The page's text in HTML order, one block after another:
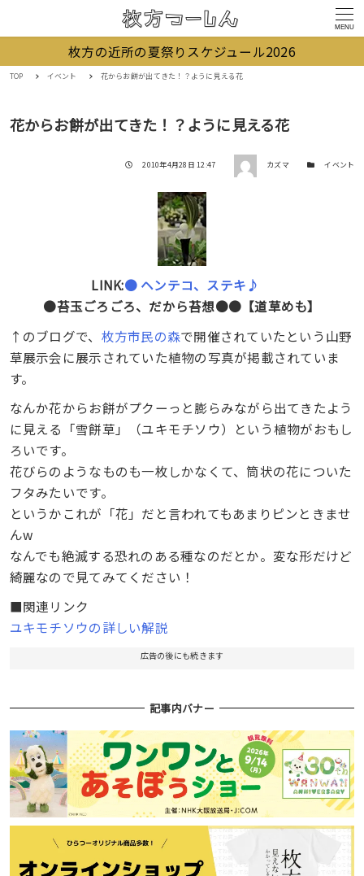
MENU
枚方の近所の夏祭りスケジュール2026
TOP イベント 花からお餅が出てきた！？ように見える花
花からお餅が出てきた！？ように見える花
投稿日
2010年4月28日 12:47 著者 カズマ カテゴリー
イベント
LINK:● ヘンテコ、ステキ♪
●苔玉ごろごろ、だから苔想●●【道草めも】
↑のブログで、 枚方市民の森で開催されていたという山野
草展示会に展示されていた植物の写真が掲載されていま
す。
なんか花からお餅がプクーっと膨らみながら出てきたよう
に見える「雪餅草」（ユキモチソウ）という植物がおもし
ろいです。
花びらのようなものも一枚しかなくて、筒状の花についた
フタみたいです。
というかこれが「花」だと言われてもあまりピンときませ
んw
なんでも絶滅する恐れのある種なのだとか。変な形だけど
綺麗なので見てみてください！
■関連リンク
ユキモチソウの詳しい解説
広告の後にも続きます
記事内バナー